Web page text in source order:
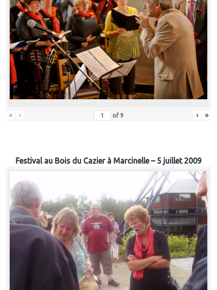
« ‹ of 9 › »
Festival au Bois du Cazier à Marcinelle – 5 juillet 2009